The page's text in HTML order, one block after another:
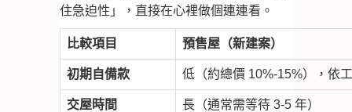
住急迫性」，直接在心裡做個連連看。
比較項目 預售屋（新建案）
初期自備款 低（約總價 10%-15%），依
交屋時間 長（通常需等待 3-5 年）